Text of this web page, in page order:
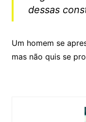
dessas
Um homem se
mas não quis se